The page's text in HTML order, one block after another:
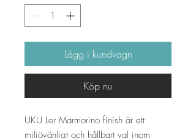
Lägg i kundvagn
Köp nu
UKU Ler Marmorino finish är ett
miljövänligt och hållbart val inom